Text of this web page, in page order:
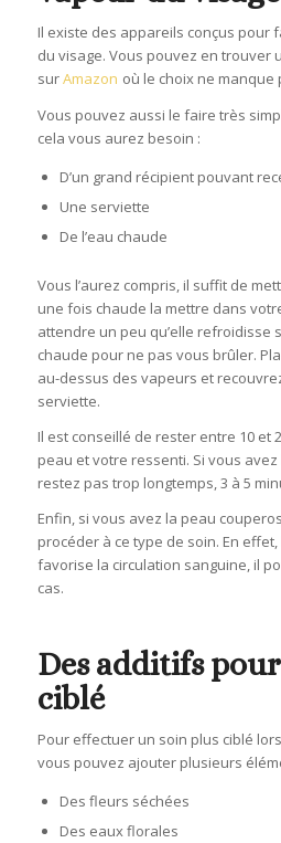
Il existe des appareils conçus pour
du visage. Vous pouvez en trouver
surAmazon où le choix ne manque
Vous pouvez aussi le faire très
cela vous aurez besoin :
D’un grand récipient pouvant
Une serviette
De l’eau chaude
Vous l’aurez compris, il suffit de
une fois chaude la mettre dans
attendre un peu qu’elle refroidisse
chaude pour ne pas vous brûler.
au-dessus des vapeurs et
serviette.
Il est conseillé de rester entre 10 et
peau et votre ressenti. Si vous
restez pas trop longtemps, 3 à 5
Enfin, si vous avez la peau
procéder à ce type de soin. En
favorise la circulation sanguine, il
cas.
Des additifs
ciblé
Pour effectuer un soin plus ciblé
vous pouvez ajouter plusieurs
Des fleurs séchées
Des eaux florales